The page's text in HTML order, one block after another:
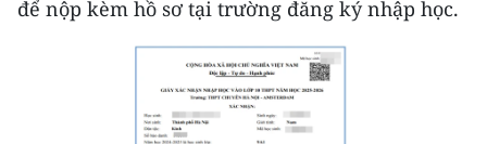
để nộp kèm hồ sơ tại trường đăng ký nhập học.